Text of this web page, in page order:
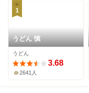
1
うどん 慎
うどん
3.68
2641人